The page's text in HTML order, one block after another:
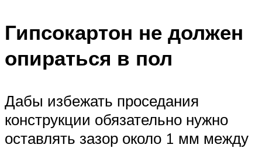
Гипсокартон не должен
опираться в пол
Дабы избежать проседания
конструкции обязательно нужно
оставлять зазор около 1 мм между